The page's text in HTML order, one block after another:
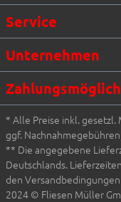
Service
Unternehmen
* Alle Preise inkl.
ggf.
** Die angegebene
Deutschlands.
den Versandbedingungen
2024 © Fliesen Müller